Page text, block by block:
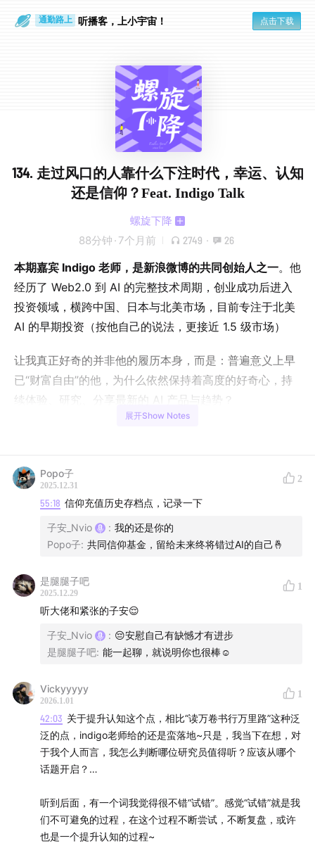
通勤路上 听播客，上小宇宙！ 点击下载
134. 走过风口的人靠什么下注时代，幸运、认知
还是信仰？Feat. Indigo Talk
螺旋下降
88分钟 · 7个月前 2749 · 26
本期嘉宾 Indigo 老师，是新浪微博的共同创始人之一。他
经历了 Web2.0 到 AI 的完整技术周期，创业成功后进入
投资领域，横跨中国、日本与北美市场，目前专注于北美
AI 的早期投资（按他自己的说法，更接近 1.5 级市场）
让我真正好奇的并非他的履历本身，而是：普遍意义上早
已“财富自由”的他，为什么依然保持着高度的好奇心，持
续体验、研究、分享最新的 AI 产品与趋势？
这一集教会了我，如何下注不纠结，如何投资不迟疑，如
何在不确定的时代，让自己变得处于更“幸运”的位置。
这不是一集“成功人士”分享过往经验的播客
切提升我认知的录制，私心以为是本台今年的最佳单集。
本身——无论是 AI 泡沫、量子计算、AGI 的不同流派，还
是所谓的“信仰充值”。这些话题当然有价值，但更重要
身。技术会更迭，时代会变化。但一个人如何保持好奇、
期有效。
本集较长，我们先谈认知，后聊变现；本期不构成任何投
资建议。
- 聊天的人 -
嘉宾：Indigo，播客｜INDIGO TALK，个人主页 |Indigo
数字镜像
展开Show Notes
Popo子
2025.12.31
2
55:18 信仰充值历史存档点，记录一下
子安_Nvio : 我的还是你的
Popo子: 共同信仰基金，留给未来终将错过AI的自己🤞
是腿腿子吧
2025.12.29
1
听大佬和紧张的子安😌
子安_Nvio : 😔安慰自己有缺憾才有进步
是腿腿子吧: 能一起聊，就说明你也很棒☺️
Vickyyyyy
2026.1.01
1
42:03 关于提升认知这个点，相比“读万卷书行万里路”这种泛
泛的点，indigo老师给的还是蛮落地~只是，我当下在想，对
于我个人而言，我怎么判断哪位研究员值得听？应该从哪个
话题开启？…
听到后面，有一个词我觉得很不错“试错”。感觉“试错”就是我
们不可避免的过程，在这个过程不断尝试，不断复盘，或许
也是一个提升认知的过程~